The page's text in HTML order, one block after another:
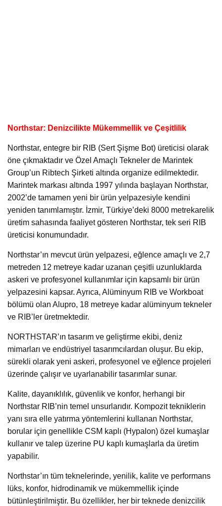
Northstar: Denizcilikte Mükemmellik ve Çeşitlilik
Northstar, entegre bir RIB (Sert Şişme Bot) üreticisi olarak
öne çıkmaktadır ve Özel Amaçlı Tekneler de Marintek
Group’un Ribtech Şirketi altında organize edilmektedir.
Marintek markası altında 1997 yılında başlayan Northstar,
2002’de tamamen yeni bir ürün yelpazesiyle kendini
yeniden tanımlamıştır. İzmir, Türkiye’deki 8000 metrekarelik
üretim sahasında faaliyet gösteren Northstar, tek seri RIB
üreticisi konumundadır.
Northstar’ın mevcut ürün yelpazesi, eğlence amaçlı ve 2,7
metreden 12 metreye kadar uzanan çeşitli uzunluklarda
askeri ve profesyonel kullanımlar için kapsamlı bir ürün
yelpazesini kapsar. Ayrıca, Alüminyum RIB ve Workboat
bölümü olan Alupro, 18 metreye kadar alüminyum tekneler
ve RIB’ler üretmektedir.
NORTHSTAR’ın tasarım ve geliştirme ekibi, deniz
mimarları ve endüstriyel tasarımcılardan oluşur. Bu ekip,
sürekli olarak yeni askeri, profesyonel ve eğlence projeleri
üzerinde çalışır ve uyarlanabilir tasarımlar sunar.
Kalite, dayanıklılık, güvenlik ve konfor, herhangi bir
Northstar RIB’nin temel unsurlarıdır. Kompozit tekniklerin
yanı sıra elle yatırma yöntemlerini kullanan Northstar,
borular için genellikle CSM kaplı (Hypalon) özel kumaşlar
kullanır ve talep üzerine PU kaplı kumaşlarla da üretim
yapabilir.
Northstar’ın tüm teknelerinde, yenilik, kalite ve performans
lüks, konfor, hidrodinamik ve mükemmellik içinde
bütünleştirilmiştir. Bu özellikler, her bir teknede denizcilik